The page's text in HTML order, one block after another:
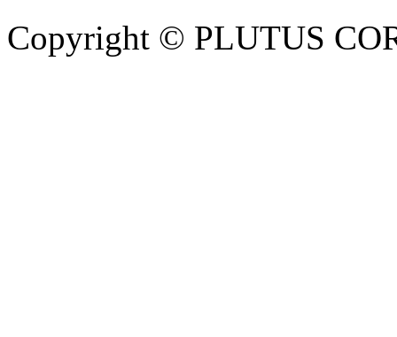
Copyright © PLUTUS